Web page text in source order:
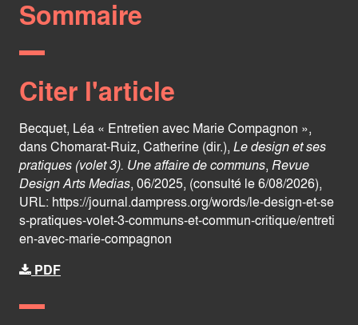
Sommaire
Citer l'article
Becquet, Léa « Entretien avec Marie Compagnon »,
dans Chomarat-Ruiz, Catherine (dir.), Le design et ses
pratiques (volet 3). Une affaire de communs, Revue
Design Arts Medias, 06/2025, (consulté le 6/08/2026),
URL: https://journal.dampress.org/words/le-design-et-se
s-pratiques-volet-3-communs-et-commun-critique/entreti
en-avec-marie-compagnon
PDF